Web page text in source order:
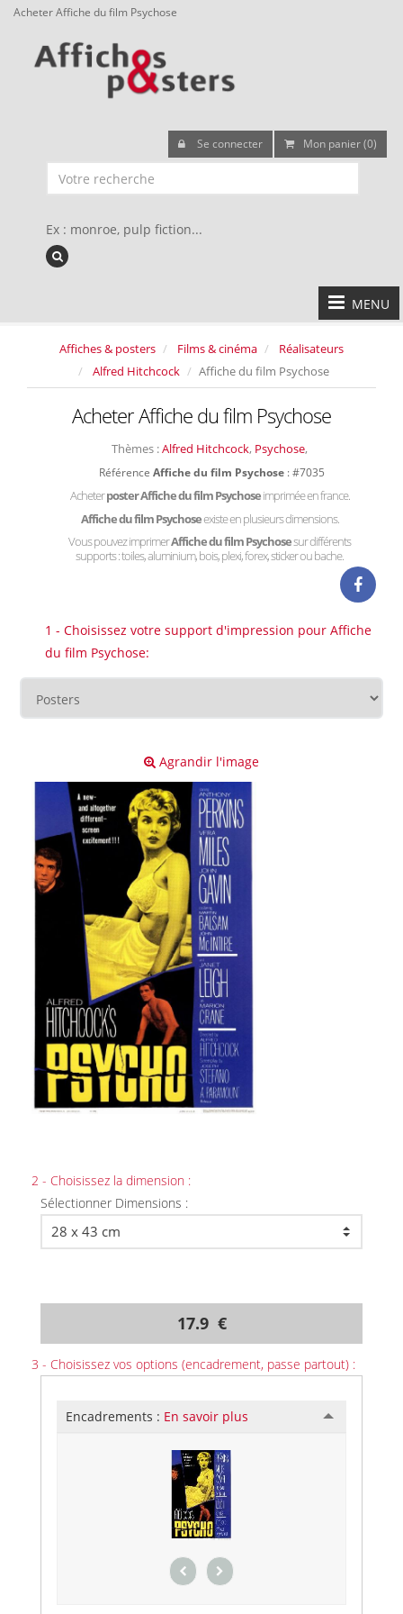
Acheter Affiche du film Psychose
Se connecter Mon panier (0)
Ex : monroe, pulp fiction...
MENU
Affiches & posters Films & cinéma
Réalisateurs
Alfred Hitchcock
Affiche du film Psychose
Acheter Affiche du film Psychose
Thèmes :Alfred Hitchcock, Psychose,
Référence Affiche du film Psychose : #7035
Acheterposter Affiche du film Psychoseimprimée en france.
Affiche du film Psychoseexiste en plusieurs dimensions.
Vous pouvez imprimerAffiche du film Psychosesur différents
supports : toiles, aluminium, bois, plexi, forex, sticker ou bache.
1 - Choisissez votre support d'impression pour Affiche
du film Psychose:
Agrandir l'image
2 - Choisissez la dimension :
Sélectionner Dimensions :
17.9 €
3 - Choisissez vos options (encadrement, passe partout) :
Encadrements : En savoir plus